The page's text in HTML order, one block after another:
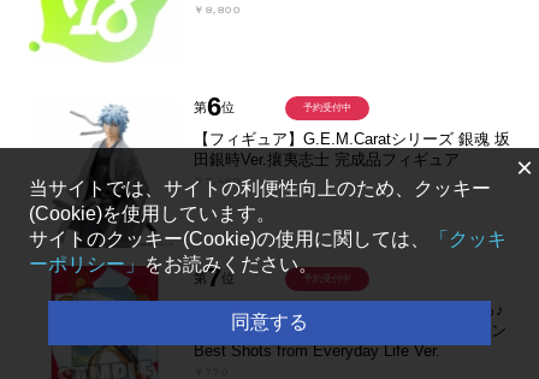
￥8,800
第6位
【フィギュア】G.E.M.Caratシリーズ 銀魂 坂
田銀時Ver.攘夷志士 完成品フィギュア
￥7,480
予約受付中
第7位
【グッズ-カード】うたの☆プリンスさまっ♪
カスタマイズビジュアルカードコレクション
Best Shots from Everyday Life Ver.
予約受付中
×
当サイトでは、サイトの利便性向上のため、クッキー
(Cookie)を使用しています。
サイトのクッキー(Cookie)の使用に関しては、
「クッキ
ーポリシー」をお読みください。
同意する